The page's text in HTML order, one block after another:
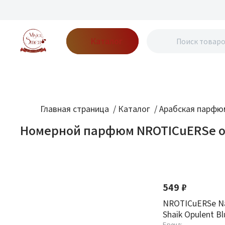
Каталог
Главная страница / Каталог / Арабская
Номерной парфюм NROTICuERSe
549 ₽
NROTICuERSe
Shaik Opulent